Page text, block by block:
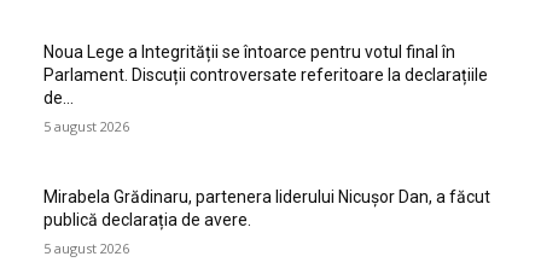
Noua Lege a Integrității se întoarce pentru votul final în
Parlament. Discuții controversate referitoare la declarațiile
de…
5 august 2026
Mirabela Grădinaru, partenera liderului Nicușor Dan, a făcut
publică declarația de avere.
5 august 2026